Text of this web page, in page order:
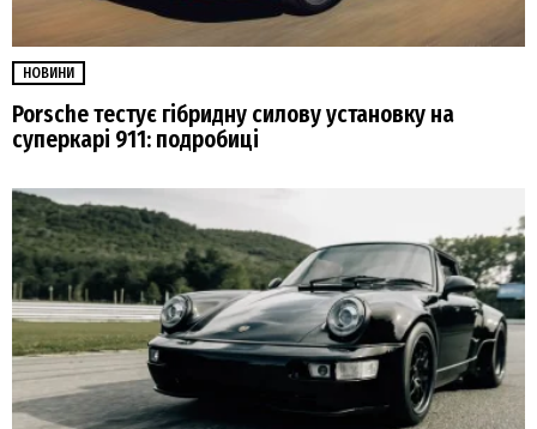
НОВИНИ
Porsche тестує гібридну силову установку на
суперкарі 911: подробиці